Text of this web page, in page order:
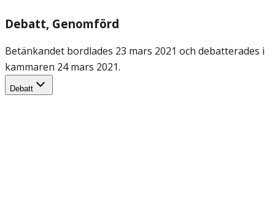
Debatt, Genomförd
Betänkandet bordlades 23 mars 2021 och debatterades i
kammaren 24 mars 2021.
Debatt